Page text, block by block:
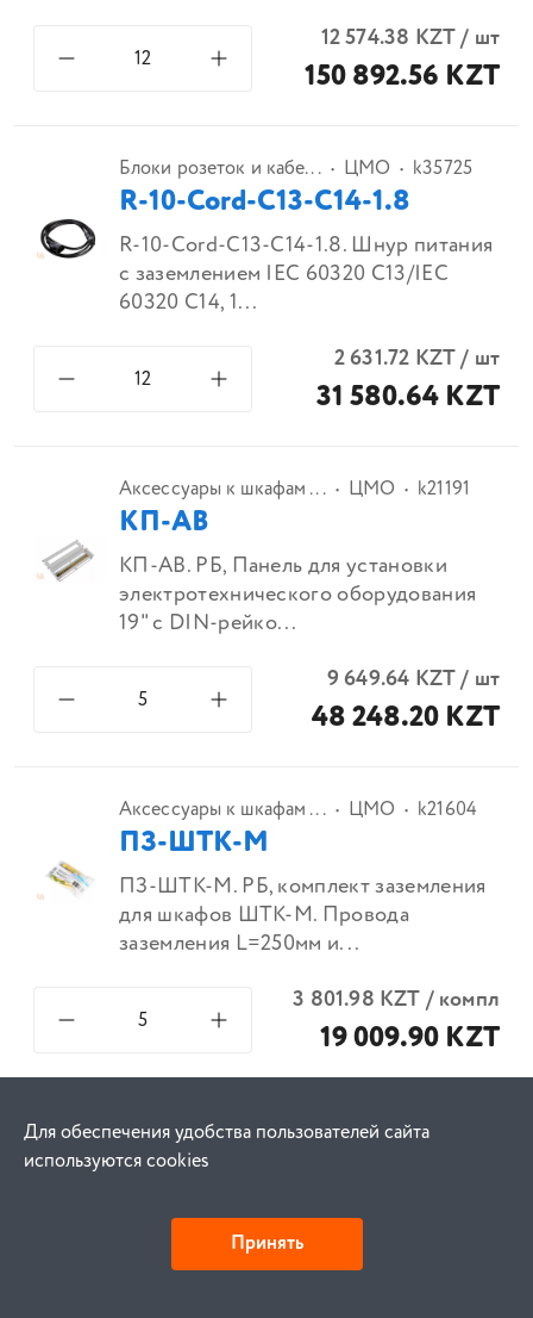
12 574.38 KZT/ шт
150 892.56 KZT
Блоки розеток и кабе... ЦМО k35725
R-10-Cord-C13-C14-1.8
R-10-Cord-C13-C14-1.8. Шнур питания
с заземлением IEC 60320 C13/IEC
60320 C14, 1...
2 631.72 KZT/ шт
31 580.64 KZT
Аксессуары к шкафам ... ЦМО k21191
КП-АВ
КП-АВ. РБ, Панель для установки
электротехнического оборудования
19" с DIN-рейко...
9 649.64 KZT/ шт
48 248.20 KZT
Аксессуары к шкафам ... ЦМО k21604
ПЗ-ШТК-М
ПЗ-ШТК-М. РБ, комплект заземления
для шкафов ШТК-М. Провода
заземления L=250мм и...
3 801.98 KZT/компл
19 009.90 KZT
Витая пара (LAN-кабе... Original
UTP PVC 4х2х0,52 cat 5e
структурированных кабельных
систем, изоляция жил ПЭ, внешн...
Для обеспечения удобства пользователей сайта
используются cookies
Принять